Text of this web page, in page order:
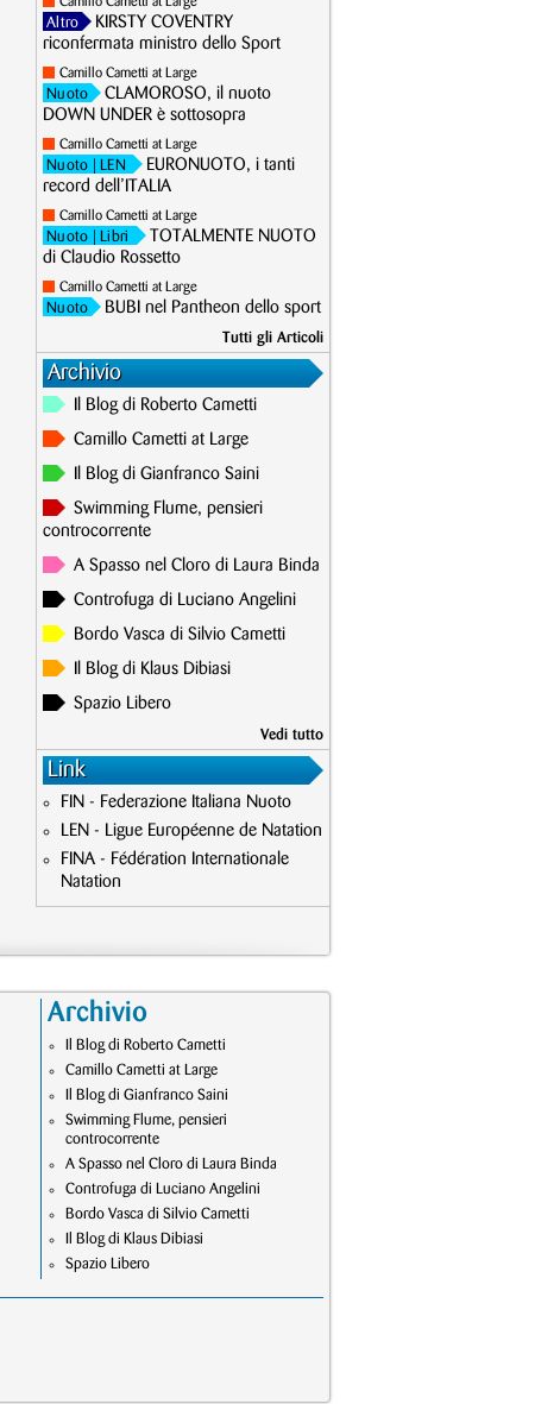
Altro
KIRSTY COVENTRY
riconfermata ministro dello Sport
Camillo Cametti at Large
Nuoto
CLAMOROSO, il nuoto
DOWN UNDER è sottosopra
Camillo Cametti at Large
Nuoto | LEN
EURONUOTO, i tanti
record dell’ITALIA
Camillo Cametti at Large
Nuoto | Libri
TOTALMENTE NUOTO
di Claudio Rossetto
Camillo Cametti at Large
Nuoto BUBI nel Pantheon dello sport
Tutti gli Articoli
Archivio
Il Blog di Roberto Cametti
Camillo Cametti at Large
Il Blog di Gianfranco Saini
Swimming Flume, pensieri
controcorrente
A Spasso nel Cloro di Laura Binda
Controfuga di Luciano Angelini
Bordo Vasca di Silvio Cametti
Il Blog di Klaus Dibiasi
Spazio Libero
Vedi tutto
Link
FIN - Federazione Italiana Nuoto
LEN - Ligue Européenne de Natation
FINA - Fédération Internationale
Natation
Archivio
Il Blog di Roberto Cametti
Camillo Cametti at Large
Il Blog di Gianfranco Saini
Swimming Flume, pensieri
controcorrente
A Spasso nel Cloro di Laura Binda
Controfuga di Luciano Angelini
Bordo Vasca di Silvio Cametti
Il Blog di Klaus Dibiasi
Spazio Libero